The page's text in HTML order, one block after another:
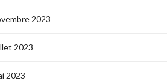
2023
2023
2023